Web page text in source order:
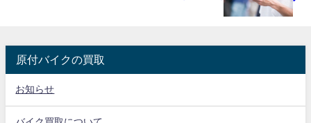
原付バイクの買取
お知らせ